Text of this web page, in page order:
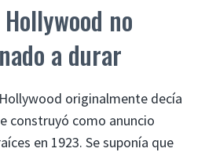
no
a durar
originalmente decía
construyó como anuncio
en 1923. Se suponía que